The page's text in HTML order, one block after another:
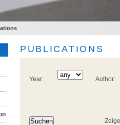
PUBLICATIONS
Year: Author: